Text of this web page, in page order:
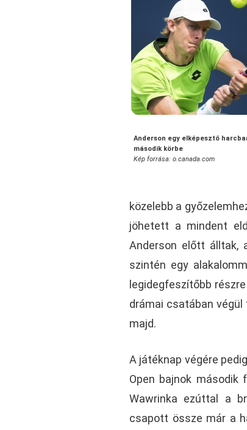
Anderson egy elképesztő
második körbe
Kép forrása: o.canada.com
közelebb a
jöhetett a mindent
Anderson előtt álltak,
szintén egy
legidegfeszítőbb
drámai csatában
majd.
A játéknap végére
Open bajnok második
Wawrinka ezúttal a
csapott össze már a